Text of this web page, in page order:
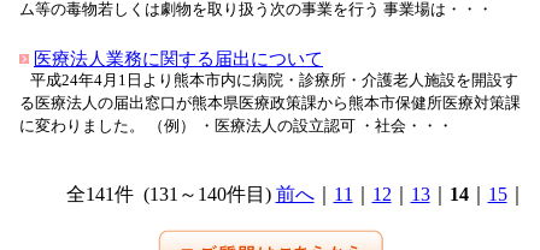
ム等の毒物若しくは劇物を取り扱う次の事業を行う 事業場は・・・
医療法人業務に関する届出について
平成24年4月1日より熊本市内に病院・診療所・介護老人施設を開設す
る医療法人の届出窓口が熊本県医療政策課から熊本市保健所医療対策課
に変わりました。 （例） ・医療法人の設立認可 ・社会・・・
全141件 (131～140件目) 前へ｜ 11 12 13｜ 14｜ 15｜